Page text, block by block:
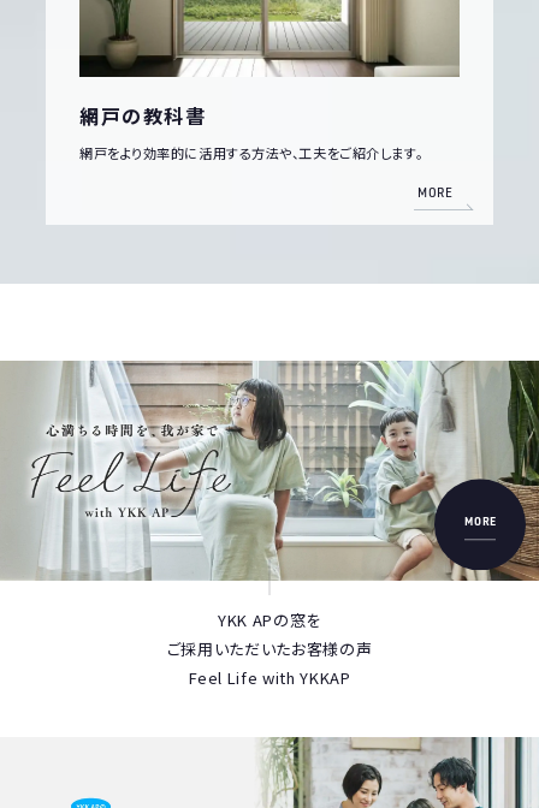
網戸の教科書
網戸をより効率的に活用する方法や、工夫をご紹介します。
MORE
YKK APの窓を
ご採用いただいたお客様の声
Feel Life with YKKAP
MORE